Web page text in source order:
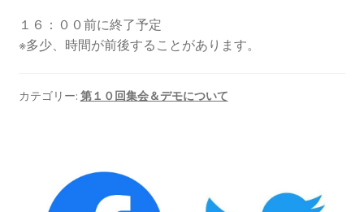
原発動向
原発 日誌
2022.8.1 福島第一原発 汚染配管撤去 失敗続きで計画
断念
１６：００前に終了予定
※多少、時間が前後することがあります。
カテゴリー: 第１０回集会＆デモについて